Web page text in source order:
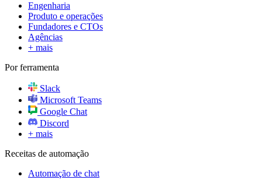
Engenharia
Produto e operações
Fundadores e CTOs
Agências
+ mais
Por ferramenta
Slack
Microsoft Teams
Google Chat
Discord
+ mais
Receitas de automação
Automação de chat